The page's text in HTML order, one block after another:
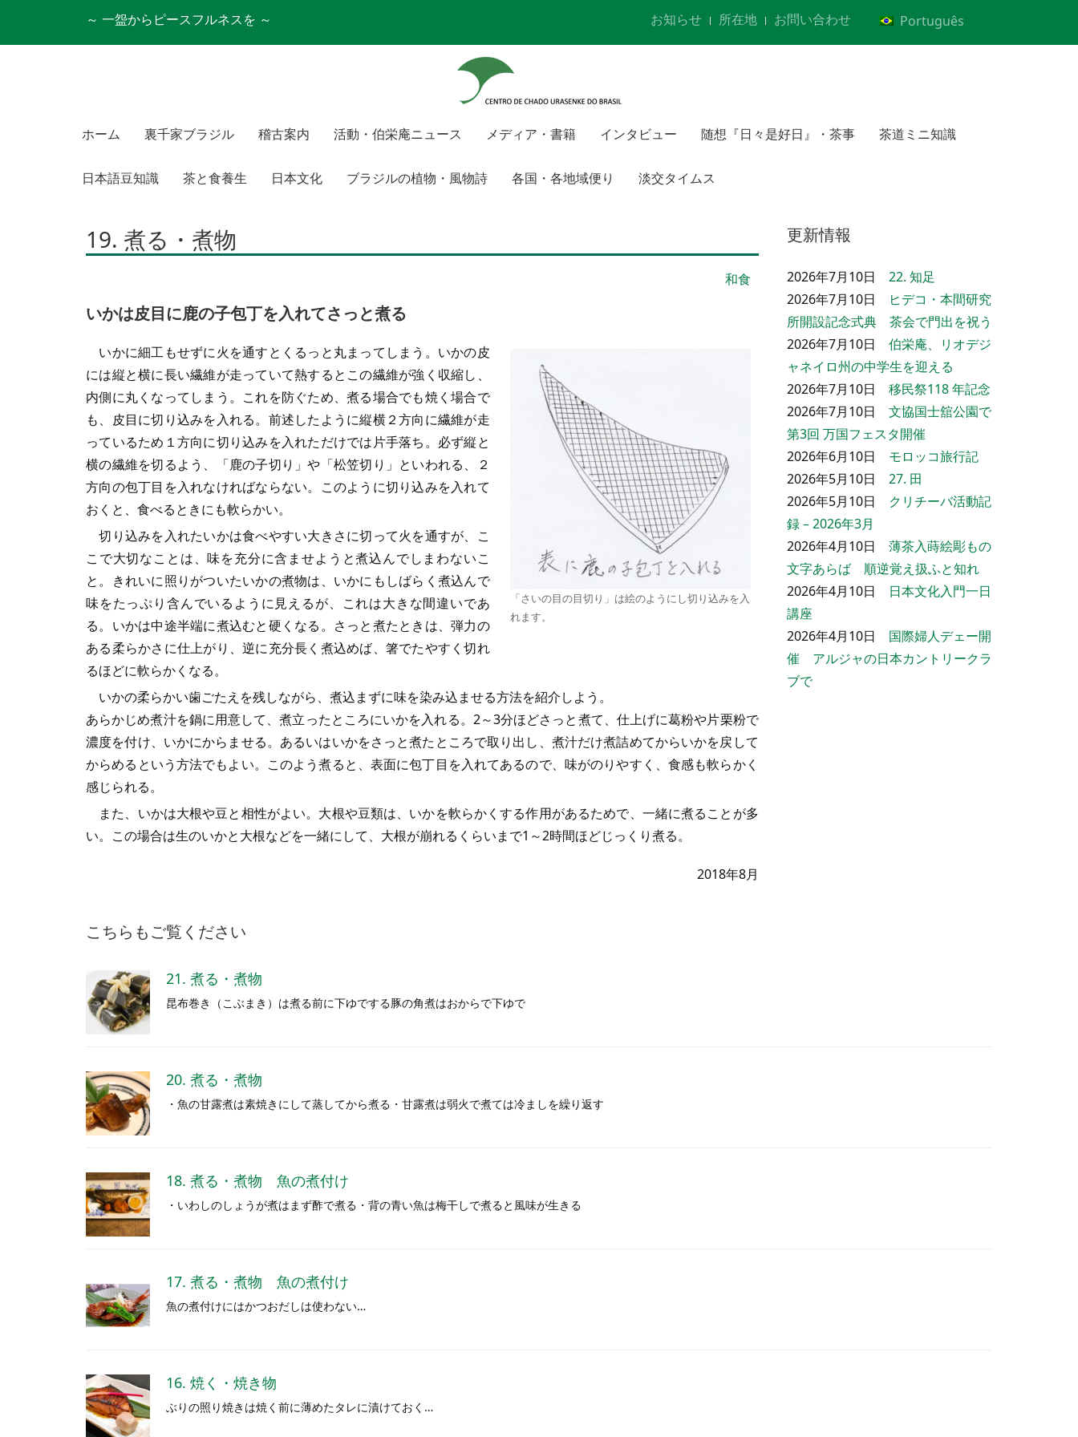
～ 一盌からピースフルネスを ～ お知らせ 所在地 お問い合わせ Português
ホーム 裏千家ブラジル 稽古案内 活動・伯栄庵ニュース メディア・書籍 インタビュー 随想『日々是好日』・茶事 茶道ミニ知識
日本語豆知識 茶と食養生 日本文化 ブラジルの植物・風物詩 各国・各地域便り 淡交タイムス
19. 煮る・煮物
和食
いかは皮目に鹿の子包丁を入れてさっと煮る
「さいの目の目切り」は絵のようにし切り込みを入
れます。
いかに細工もせずに火を通すとくるっと丸まってしまう。いかの皮
には縦と横に長い繊維が走っていて熱するとこの繊維が強く収縮し、
内側に丸くなってしまう。これを防ぐため、煮る場合でも焼く場合で
も、皮目に切り込みを入れる。前述したように縦横２方向に繊維が走
っているため１方向に切り込みを入れただけでは片手落ち。必ず縦と
横の繊維を切るよう、「鹿の子切り」や「松笠切り」といわれる、２
方向の包丁目を入れなければならない。このように切り込みを入れて
おくと、食べるときにも軟らかい。
切り込みを入れたいかは食べやすい大きさに切って火を通すが、こ
こで大切なことは、味を充分に含ませようと煮込んでしまわないこ
と。きれいに照りがついたいかの煮物は、いかにもしばらく煮込んで
味をたっぷり含んでいるように見えるが、これは大きな間違いであ
る。いかは中途半端に煮込むと硬くなる。さっと煮たときは、弾力の
ある柔らかさに仕上がり、逆に充分長く煮込めば、箸でたやすく切れ
るほどに軟らかくなる。
いかの柔らかい歯ごたえを残しながら、煮込まずに味を染み込ませる方法を紹介しよう。
あらかじめ煮汁を鍋に用意して、煮立ったところにいかを入れる。2～3分ほどさっと煮て、仕上げに葛粉や片栗粉で
濃度を付け、いかにからませる。あるいはいかをさっと煮たところで取り出し、煮汁だけ煮詰めてからいかを戻して
からめるという方法でもよい。このよう煮ると、表面に包丁目を入れてあるので、味がのりやすく、食感も軟らかく
感じられる。
また、いかは大根や豆と相性がよい。大根や豆類は、いかを軟らかくする作用があるためで、一緒に煮ることが多
い。この場合は生のいかと大根などを一緒にして、大根が崩れるくらいまで1～2時間ほどじっくり煮る。
2018年8月
更新情報
2026年7月10日 22. 知足
2026年7月10日
ヒデコ・本間研究
所開設記念式典 茶会で門出を祝う
2026年7月10日 伯栄庵、リオデジ
ャネイロ州の中学生を迎える
2026年7月10日 移民祭118 年記念
2026年7月10日 文協国士舘公園で
第3回 万国フェスタ開催
2026年6月10日 モロッコ旅行記
2026年5月10日 27. 田
2026年5月10日
クリチーバ活動記
録 – 2026年3月
2026年4月10日 薄茶入蒔絵彫もの
文字あらば 順逆覚え扱ふと知れ
2026年4月10日
日本文化入門一日
講座
2026年4月10日 国際婦人デェー開
催 アルジャの日本カントリークラ
ブで
こちらもご覧ください
21. 煮る・煮物
昆布巻き（こぶまき）は煮る前に下ゆでする豚の角煮はおからで下ゆで
20. 煮る・煮物
・魚の甘露煮は素焼きにして蒸してから煮る・甘露煮は弱火で煮ては冷ましを繰り返す
18. 煮る・煮物 魚の煮付け
・いわしのしょうが煮はまず酢で煮る・背の青い魚は梅干しで煮ると風味が生きる
17. 煮る・煮物 魚の煮付け
魚の煮付けにはかつおだしは使わない…
16. 焼く・焼き物
ぶりの照り焼きは焼く前に薄めたタレに漬けておく…